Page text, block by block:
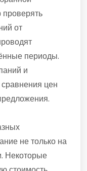
проверять
от
периоды.
и
цен
не только на
Некоторые